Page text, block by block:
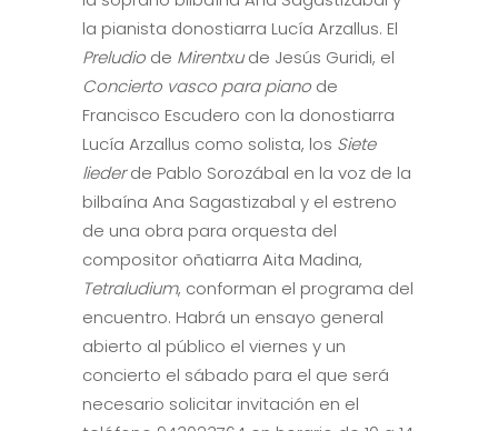
la pianista donostiarra Lucía Arzallus. El
Preludio de Mirentxude Jesús Guridi, el
Concierto vasco para piano de
Francisco Escudero con la donostiarra
Lucía Arzallus como solista, los Siete
liederde Pablo Sorozábal en la voz de la
bilbaína Ana Sagastizabal y el estreno
de una obra para orquesta del
compositor oñatiarra Aita Madina,
Tetraludium, conforman el programa del
encuentro. Habrá un ensayo general
abierto al público el viernes y un
concierto el sábado para el que será
necesario solicitar invitación en el